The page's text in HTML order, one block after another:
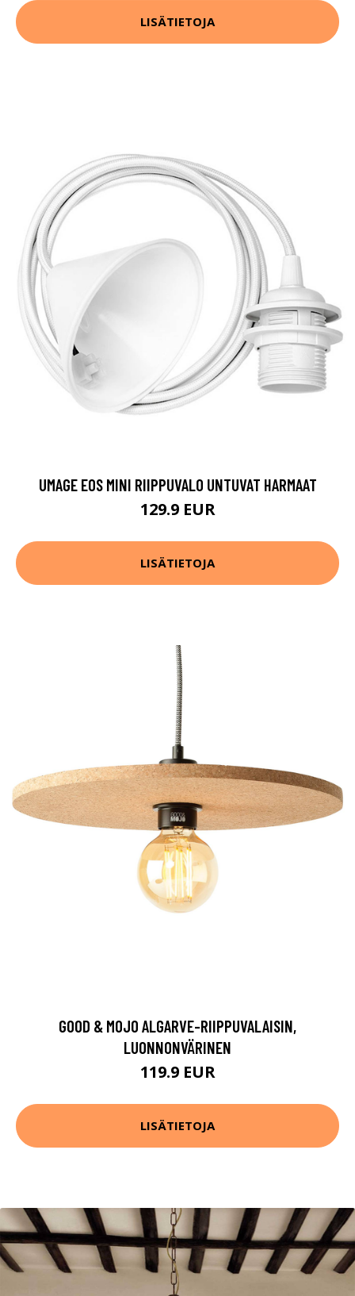
LISÄTIETOJA
UMAGE EOS MINI RIIPPUVALO UNTUVAT HARMAAT
129.9 EUR
LISÄTIETOJA
GOOD & MOJO ALGARVE-RIIPPUVALAISIN,
LUONNONVÄRINEN
119.9 EUR
LISÄTIETOJA